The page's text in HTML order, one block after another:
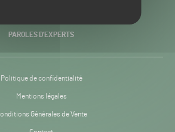
PAROLES D’EXPERTS
Politique de confidentialité
Mentions légales
Générales de Vente